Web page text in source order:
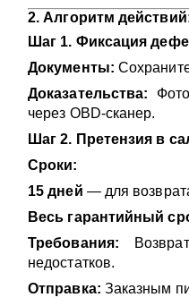
2. Алгоритм
Шаг 1. Фиксация
Документы:
Доказательства:
через OBD-сканер.
Шаг 2. Претензия в
Сроки:
15 дней — для
Весь гарантийный
Требования:
недостатков.
Отправка: Заказным